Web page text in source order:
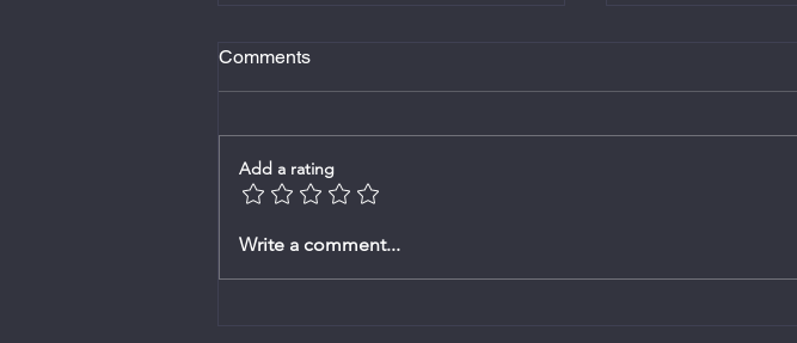
Erediens - 23 November 2025
Comments
Add a rating
Write a comment...